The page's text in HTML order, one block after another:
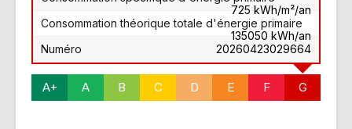
725 kWh/m²/an
Consommation théorique totale d'énergie primaire
135050 kWh/an
Numéro
20260423029664
A+ A B C D E F G